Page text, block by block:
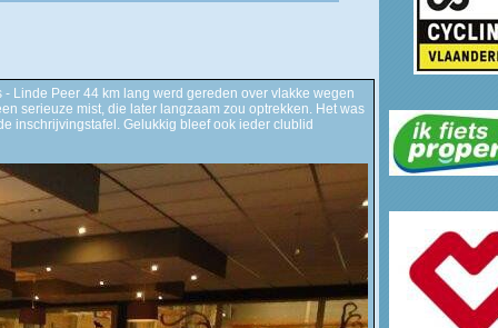
Linde Peer 44 km lang werd gereden over vlakke wegen
serieuze mist, die later langzaam zou optrekken. Het was
inschrijvingstafel. Gelukkig bleef ook ieder clublid